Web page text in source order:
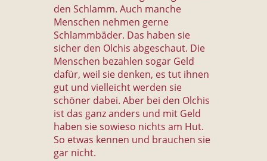
den Schlamm. Auch manche
Menschen nehmen gerne
Schlammbäder. Das haben sie
sicher den Olchis abgeschaut. Die
Menschen bezahlen sogar Geld
dafür, weil sie denken, es tut ihnen
gut und vielleicht werden sie
schöner dabei. Aber bei den Olchis
ist das ganz anders und mit Geld
haben sie sowieso nichts am Hut.
So etwas kennen und brauchen sie
gar nicht.